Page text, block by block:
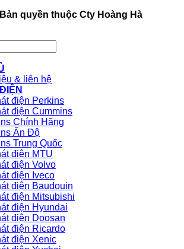
Bản quyền thuộc Cty Hoàng Hà
& liên hệ
điện Perkins
điện Cummins
Chính Hãng
Ấn Độ
Trung Quốc
điện MTU
điện Volvo
điện Iveco
điện Baudouin
điện Mitsubishi
điện Hyundai
điện Doosan
điện Ricardo
điện Xenic